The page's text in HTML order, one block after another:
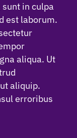
in culpa
est laborum.
aliqua. Ut
aliquip.
erroribus